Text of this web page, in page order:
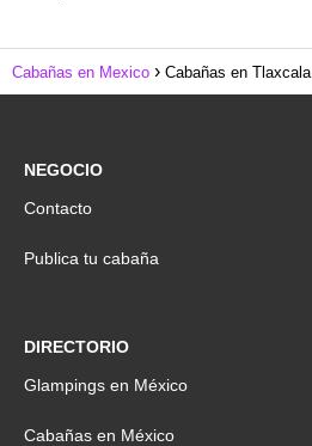
Cabañas en Mexico Cabañas en Tlaxcala
NEGOCIO
Contacto
Publica tu cabaña
DIRECTORIO
Glampings en México
Cabañas en México